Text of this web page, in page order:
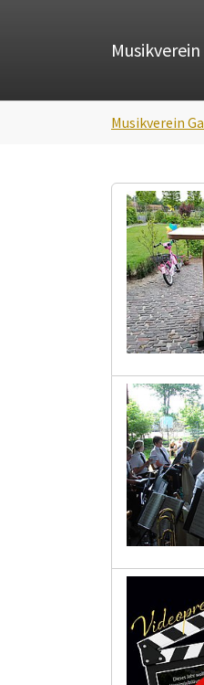
Musikverein
Musikverein